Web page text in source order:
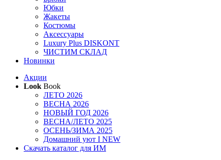
Юбки
Жакеты
Костюмы
Аксессуары
Luxury Plus DISKONT
ЧИСТИМ СКЛАД
Новинки
Акции
Look Book
ЛЕТО 2026
ВЕСНА 2026
НОВЫЙ ГОД 2026
ВЕСНА/ЛЕТО 2025
ОСЕНЬ/ЗИМА 2025
Домашний уют I NEW
Скачать каталог для ИМ